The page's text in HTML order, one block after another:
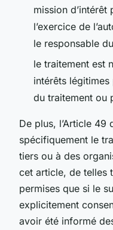
mission
l’exercice de
le responsable
le traitement est
intérêts
du traitement ou
De plus, l’Article 49
spécifiquement le
tiers ou à des
cet article, de telles
permises que si le
explicitement
avoir été informé